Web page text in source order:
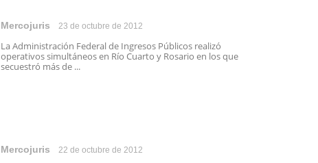
Mercojuris 23 de octubre de 2012
La Administración Federal de Ingresos Públicos realizó
operativos simultáneos en Río Cuarto y Rosario en los que
secuestró más de ...
Mercojuris 22 de octubre de 2012